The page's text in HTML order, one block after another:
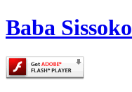
Baba Sissoko